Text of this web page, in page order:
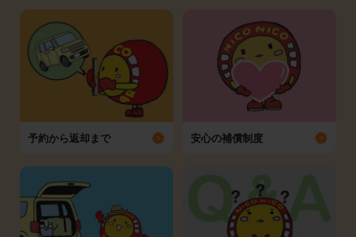
予約から返却まで 安心の補償制度